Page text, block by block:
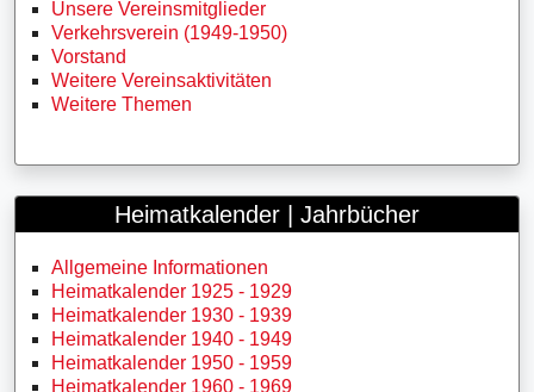
Unsere Vereinsmitglieder
Verkehrsverein (1949-1950)
Vorstand
Weitere Vereinsaktivitäten
Weitere Themen
Heimatkalender | Jahrbücher
Allgemeine Informationen
Heimatkalender 1925 - 1929
Heimatkalender 1930 - 1939
Heimatkalender 1940 - 1949
Heimatkalender 1950 - 1959
Heimatkalender 1960 - 1969